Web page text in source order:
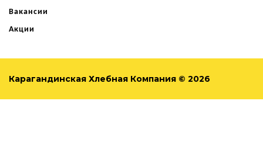
Вакансии
Акции
Карагандинская Хлебная Компания © 2026